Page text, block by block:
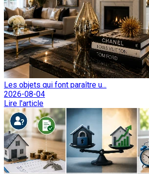
Les objets qui font paraître u...
2026-08-04
Lire l'article